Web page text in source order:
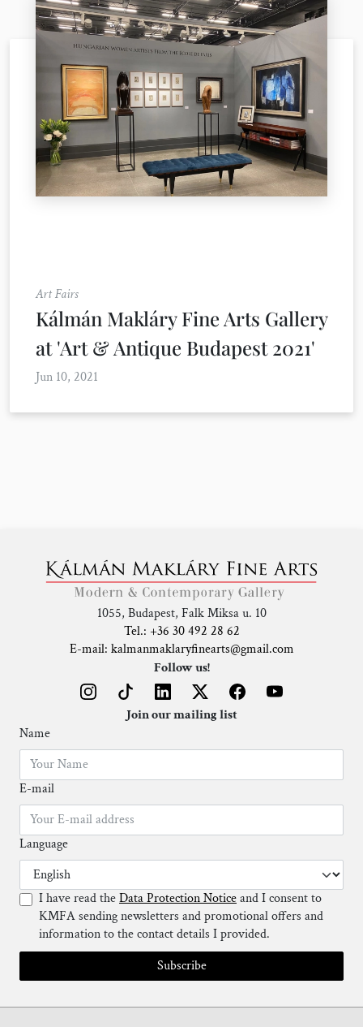
Art Fairs
Kálmán Makláry Fine Arts Gallery
at 'Art & Antique Budapest 2021'
Jun 10, 2021
1055, Budapest, Falk Miksa u. 10
Tel.: +36 30 492 28 62
E-mail: kalmanmaklaryfinearts@gmail.com
Follow us!
Join our mailing list
Name
E-mail
Language
I have read theData Protection Noticeand I consent to
KMFA sending newsletters and promotional offers and
information to the contact details I provided.
Subscribe